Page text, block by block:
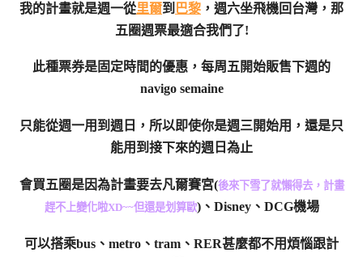
我的計畫就是週一從里爾到 巴黎 ，週六坐飛機回台灣，那
五圈週票最適合我們了!
此種票券是固定時間的優惠，每周五開始販售下週的
navigo semaine
只能從週一用到週日，所以即使你是週三開始用，還是只
能用到接下來的週日為止
會買五圈是因為計畫要去凡爾賽宮(後來下雪了就懶得去，計畫
趕不上變化啦XD~~但還是划算歐)、Disney、DCG機場
可以搭乘bus、metro、tram、RER甚麼都不用煩惱跟計